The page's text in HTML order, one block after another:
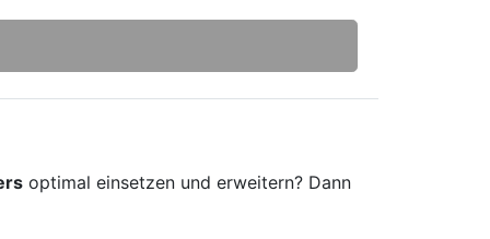
optimal einsetzen und erweitern? Dann